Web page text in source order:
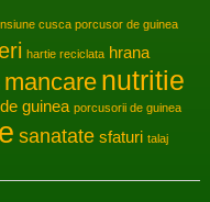
cusca porcusor de guinea
hartie reciclata hrana
mancare nutritie
guinea porcusorii de guinea
sanatate sfaturi talaj